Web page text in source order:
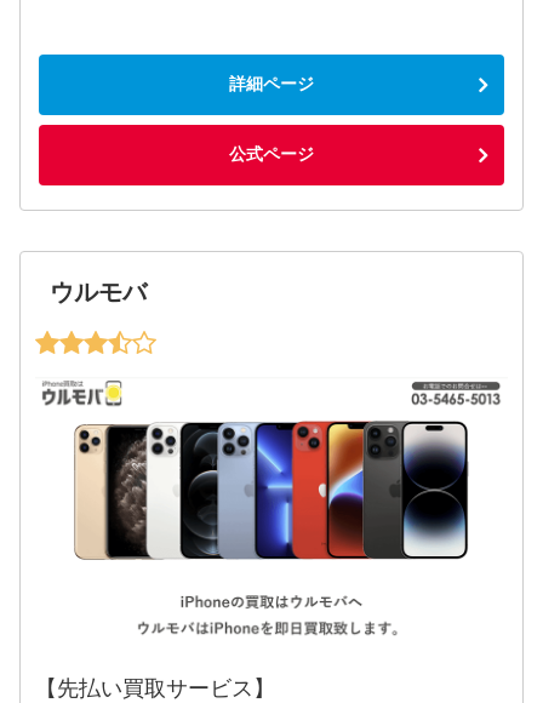
詳細ページ
公式ページ
ウルモバ
【先払い買取サービス】